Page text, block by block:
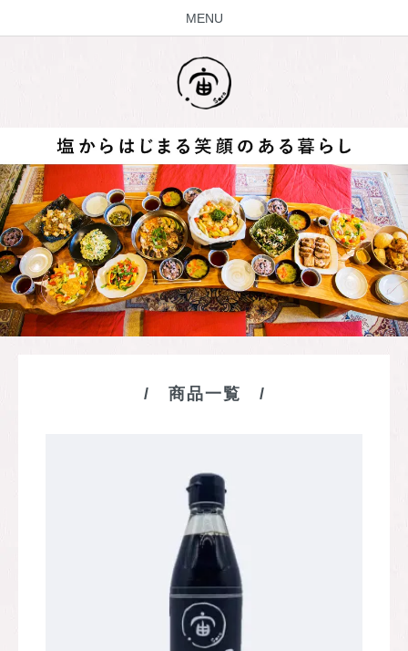
MENU
商品一覧